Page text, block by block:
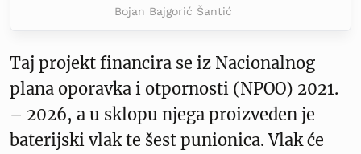
Bojan Bajgorić Šantić
Taj projekt financira se iz Nacionalnog
plana oporavka i otpornosti (NPOO) 2021.
– 2026, a u sklopu njega proizveden je
baterijski vlak te šest punionica. Vlak će